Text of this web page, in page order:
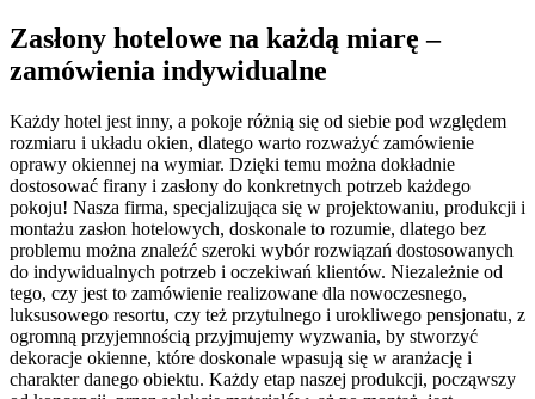
Zasłony hotelowe na każdą miarę –
zamówienia indywidualne
Każdy hotel jest inny, a pokoje różnią się od siebie pod względem
rozmiaru i układu okien, dlatego warto rozważyć zamówienie
oprawy okiennej na wymiar. Dzięki temu można dokładnie
dostosować firany i zasłony do konkretnych potrzeb każdego
pokoju! Nasza firma, specjalizująca się w projektowaniu, produkcji i
montażu zasłon hotelowych, doskonale to rozumie, dlatego bez
problemu można znaleźć szeroki wybór rozwiązań dostosowanych
do indywidualnych potrzeb i oczekiwań klientów. Niezależnie od
tego, czy jest to zamówienie realizowane dla nowoczesnego,
luksusowego resortu, czy też przytulnego i urokliwego pensjonatu, z
ogromną przyjemnością przyjmujemy wyzwania, by stworzyć
dekoracje okienne, które doskonale wpasują się w aranżację i
charakter danego obiektu. Każdy etap naszej produkcji, począwszy